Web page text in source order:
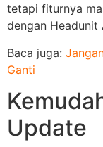
tetapi fiturnya
dengan Headunit
Baca juga:
Ganti
Update